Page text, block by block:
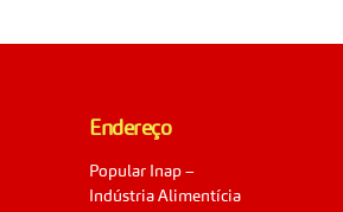
Endereço
Popular Inap –
Indústria Alimentícia